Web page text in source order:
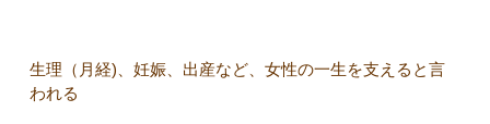
生理（月経)、妊娠、出産など、女性の一生を支えると言
われる